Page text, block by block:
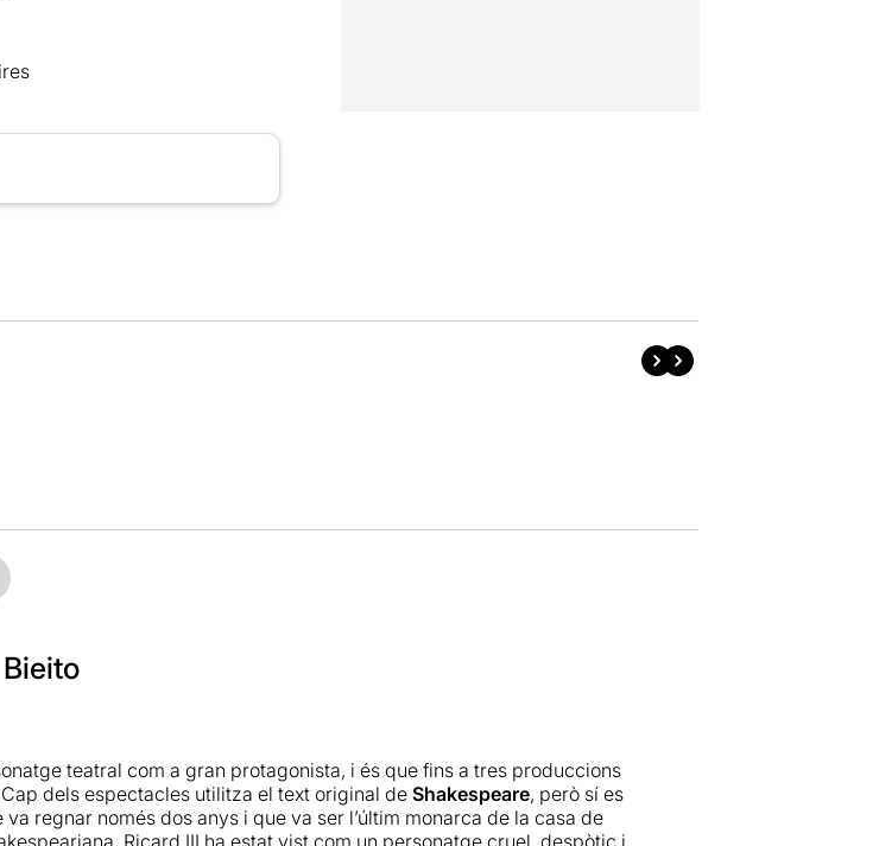
teatral com a gran protagonista, i és que fins a tres produccions
dels espectacles utilitza el text original de Shakespeare, però sí es
regnar només dos anys i que va ser l’últim monarca de la casa de
Ricard III ha estat vist com un personatge cruel, despòtic i